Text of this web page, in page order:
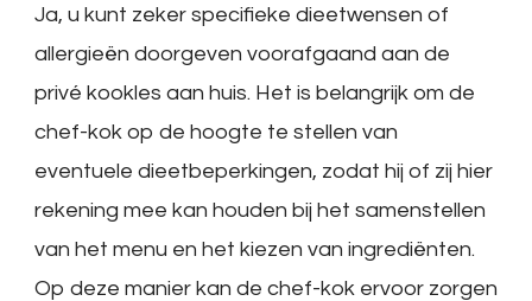
Ja, u kunt zeker specifieke dieetwensen of
allergieën doorgeven voorafgaand aan de
privé kookles aan huis. Het is belangrijk om de
chef-kok op de hoogte te stellen van
eventuele dieetbeperkingen, zodat hij of zij hier
rekening mee kan houden bij het samenstellen
van het menu en het kiezen van ingrediënten.
Op deze manier kan de chef-kok ervoor zorgen